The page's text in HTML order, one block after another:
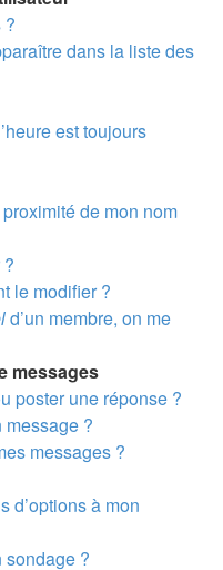
?
dans la liste des
est toujours
de mon nom
le modifier ?
d’un membre, on me
messages
poster une réponse ?
message ?
messages ?
d’options à mon
sondage ?